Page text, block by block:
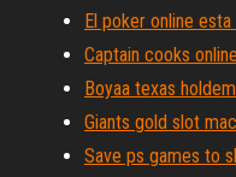
El poker online
Captain cooks
Boyaa texas
Giants gold slot
Save ps games to